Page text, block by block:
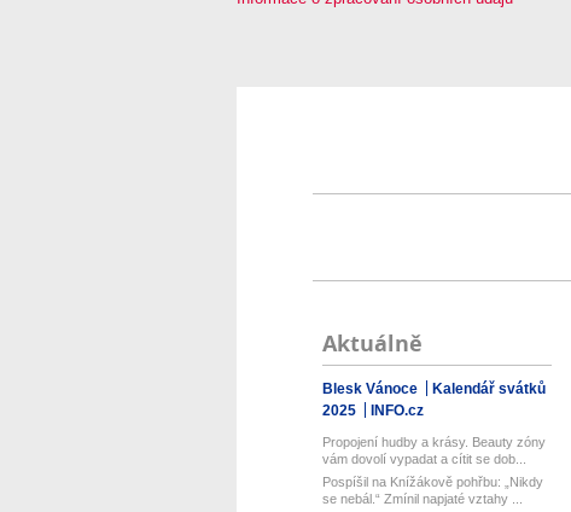
Aktuálně
Blesk Vánoce
Kalendář svátků
2025
INFO.cz
Propojení hudby a krásy. Beauty zóny
vám dovolí vypadat a cítit se dob...
Pospíšil na Knížákově pohřbu: „Nikdy
se nebál.“ Zmínil napjaté vztahy ...